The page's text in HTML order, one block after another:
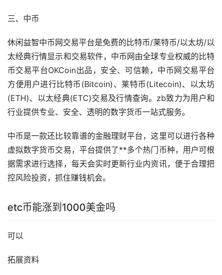
三、中币
休闲益智中币网交易平台是免费的比特币/莱特币/以太坊/以
太经典行情显示和交易软件，中币网由全球专业权威的比特
币交易平台OKCoin出品，安全、可信赖，中币网交易平台
方便用户进行比特币(Bitcoin)、莱特币(Litecoin)、以太坊
(ETH)、以太经典(ETC)交易及行情查询。zb致力为用户和
行业提供专业、安全、透明的数字货币一站式服务。
中币是一款还比较靠谱的金融理财平台，这里可以进行各种
虚拟数字货币交易，平台提供了**多个热门币种，用户可根
据需求进行选择，每天会实时更新行业内资讯，便于合理把
控风险投资，抓住赚钱机会。
etc币能涨到1000美金吗
可以
拓展资料